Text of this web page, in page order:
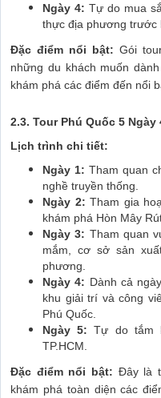
Ngày 4: Tự do mua
thực địa phương trước
Đặc điểm nổi bật: Gói
những du khách muốn
khám phá các điểm đến nổi
2.3. Tour Phú Quốc 5 Ngày
Lịch trình chi tiết:
Ngày 1: Tham quan
nghề truyền thống.
Ngày 2: Tham gia
khám phá Hòn Mây
Ngày 3: Tham quan
mắm, cơ sở sản
phương.
Ngày 4: Dành cả
khu giải trí và công
Phú Quốc.
Ngày 5: Tự do tắm
TP.HCM.
Đặc điểm nổi bật: Đây là
khám phá toàn diện các